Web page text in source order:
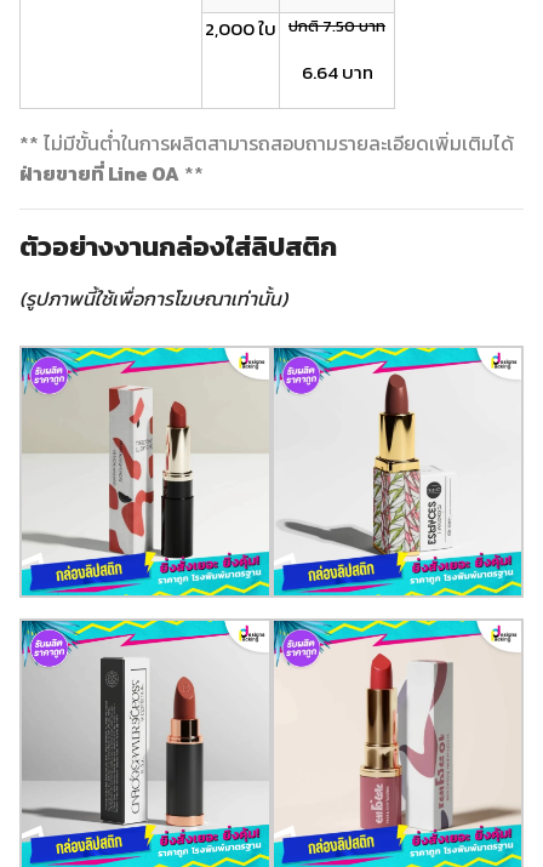
2,000 ใบ ปกติ 7.50 บาท
6.64 บาท
** ไม่มีขั้นต่ำในการผลิตสามารถสอบถามรายละเอียดเพิ่มเติมได้
ฝ่ายขายที่ Line OA **
ตัวอย่างงานกล่องใส่ลิปสติก
(รูปภาพนี้ใช้เพื่อการโฆษณาเท่านั้น)